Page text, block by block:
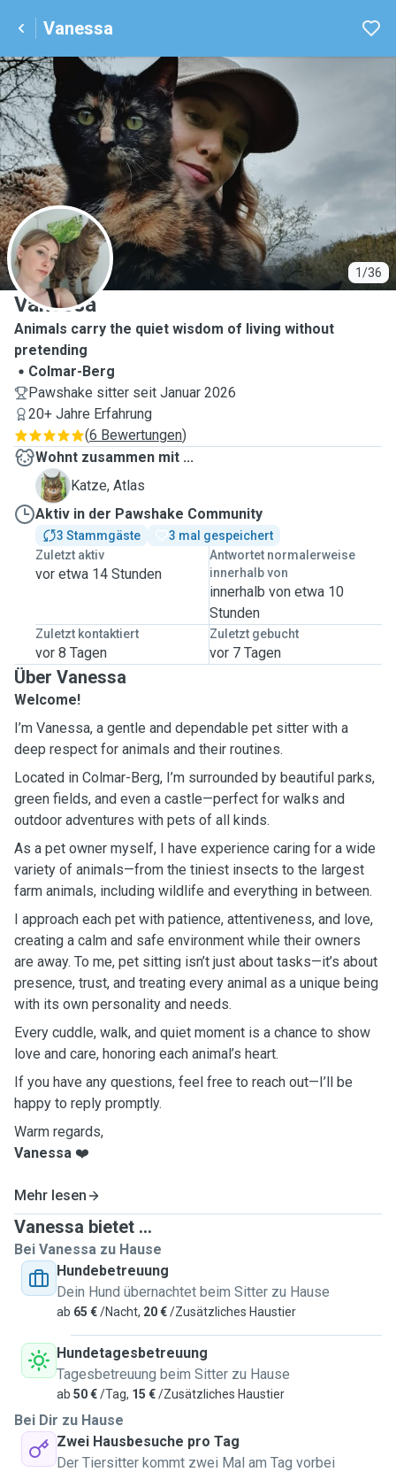
Vanessa
1/36
V
Vanessa
Animals carry the quiet wisdom of living without
pretending
Colmar-Berg
Pawshake sitter seit Januar 2026
20+ Jahre Erfahrung
(6 Bewertungen)
Wohnt zusammen mit ...
A
Katze, Atlas
Aktiv in der Pawshake Community
3 Stammgäste
3 mal gespeichert
Zuletzt aktiv
vor etwa 14 Stunden
Antwortet normalerweise
innerhalb von
innerhalb von etwa 10
Stunden
Zuletzt kontaktiert
vor 8 Tagen
Zuletzt gebucht
vor 7 Tagen
Über Vanessa
Welcome!
I’m Vanessa, a gentle and dependable pet sitter with a
deep respect for animals and their routines.
Located in Colmar-Berg, I’m surrounded by beautiful parks,
green fields, and even a castle—perfect for walks and
outdoor adventures with pets of all kinds.
As a pet owner myself, I have experience caring for a wide
variety of animals—from the tiniest insects to the largest
farm animals, including wildlife and everything in between.
I approach each pet with patience, attentiveness, and love,
creating a calm and safe environment while their owners
are away. To me, pet sitting isn’t just about tasks—it’s about
presence, trust, and treating every animal as a unique being
with its own personality and needs.
Every cuddle, walk, and quiet moment is a chance to show
love and care, honoring each animal’s heart.
If you have any questions, feel free to reach out—I’ll be
happy to reply promptly.
Warm regards,
Vanessa ❤️
Mehr lesen
Vanessa bietet ...
Bei Vanessa zu Hause
Hundebetreuung
Dein Hund übernachtet beim Sitter zu Hause
ab 65 €/Nacht, 20 €/Zusätzliches Haustier
Hundetagesbetreuung
Tagesbetreuung beim Sitter zu Hause
ab 50 €/Tag, 15 €/Zusätzliches Haustier
Bei Dir zu Hause
Zwei Hausbesuche pro Tag
Der Tiersitter kommt zwei Mal am Tag vorbei